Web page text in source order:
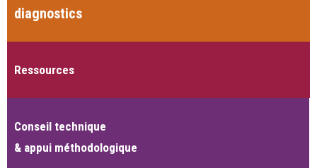
diagnostics
Ressources
Conseil technique
& appui méthodologique